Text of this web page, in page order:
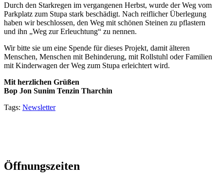
Durch den Starkregen im vergangenen Herbst, wurde der Weg vom
Parkplatz zum Stupa stark beschädigt. Nach reiflicher Überlegung
haben wir beschlossen, den Weg mit schönen Steinen zu pflastern
und ihn „Weg zur Erleuchtung“ zu nennen.
Wir bitte sie um eine Spende für dieses Projekt, damit älteren
Menschen, Menschen mit Behinderung, mit Rollstuhl oder Familien
mit Kinderwagen der Weg zum Stupa erleichtert wird.
Mit herzlichen Grüßen
Bop Jon Sunim Tenzin Tharchin
Tags: Newsletter
Öffnungszeiten